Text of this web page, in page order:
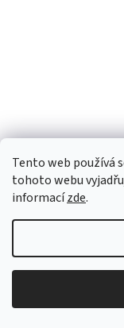
Tento web používá
tohoto webu
informacízde.